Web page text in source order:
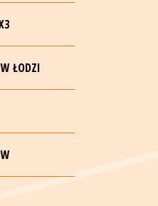
ŁODZI